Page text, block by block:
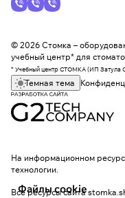
Файлы cookie
© 2026 Стомка –
учебный центр* для
* Учебный центр СТОМКА (ИП Затула
Темная тема
На информационном
технологии.
Все ресурсы сайта